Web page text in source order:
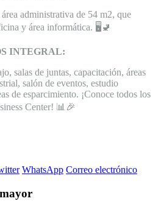
administrativa de 54 m2, que
y área informática. 🖥️🚽
INTEGRAL:
salas de juntas, capacitación, áreas
salón de eventos, estudio
de esparcimiento. ¡Conoce todos los
Center! 📊🎉
WhatsApp Correo electrónico